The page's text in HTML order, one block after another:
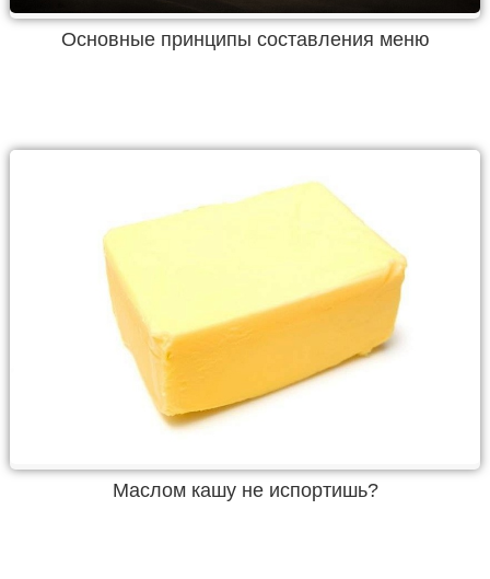
Основные принципы составления меню
Маслом кашу не испортишь?